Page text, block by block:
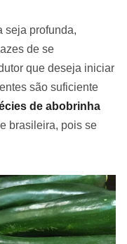
seja profunda,
de se
que deseja iniciar
são suficiente
de abobrinha
brasileira, pois se